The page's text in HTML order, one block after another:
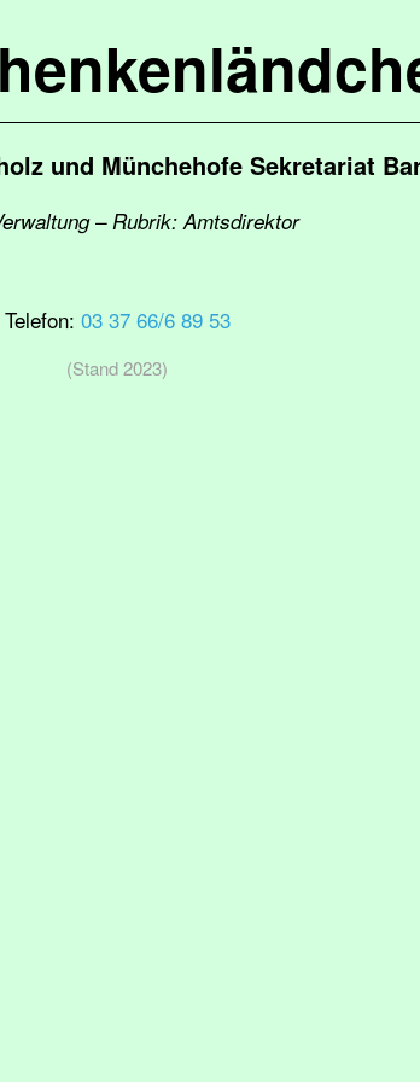
und Münchehofe Sekretariat
– Rubrik: Amtsdirektor
Telefon: 03 37 66/6 89 53
(Stand 2023)